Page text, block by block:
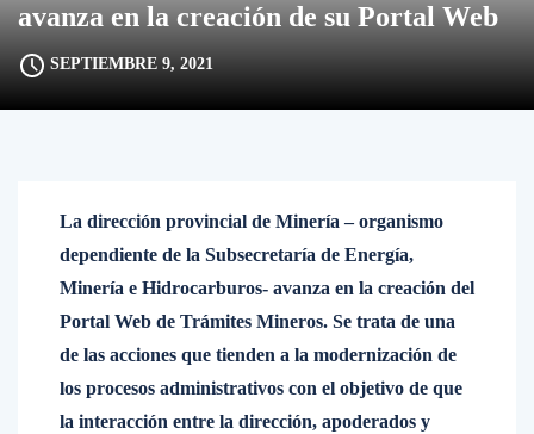
avanza en la creación de su Portal Web
SEPTIEMBRE 9, 2021
La dirección provincial de Minería – organismo
dependiente de la Subsecretaría de Energía,
Minería e Hidrocarburos- avanza en la creación del
Portal Web de Trámites Mineros. Se trata de una
de las acciones que tienden a la modernización de
los procesos administrativos con el objetivo de que
la interacción entre la dirección, apoderados y